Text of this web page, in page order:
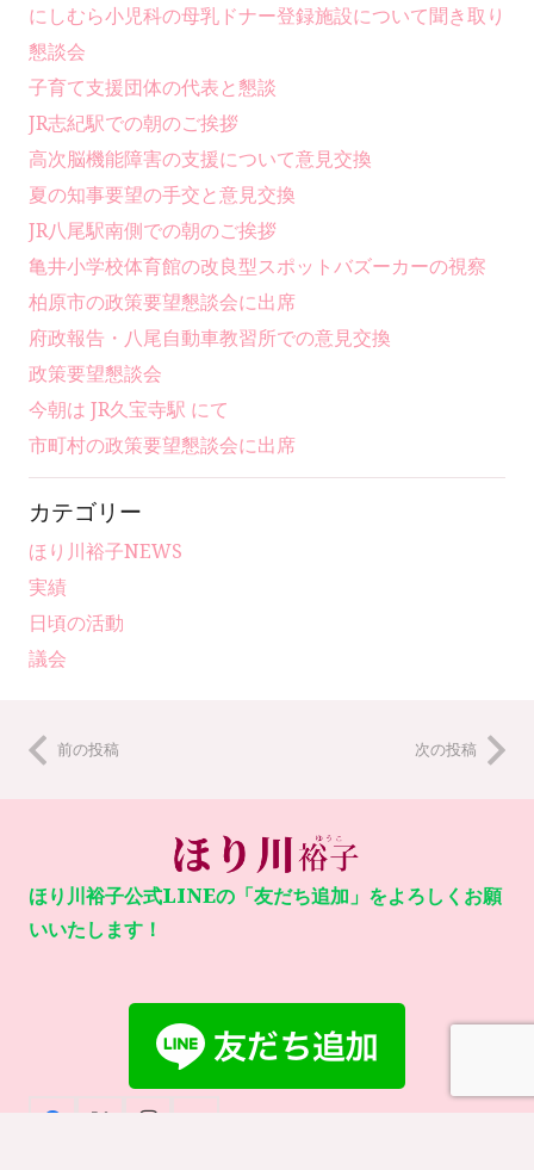
にしむら小児科の母乳ドナー登録施設について聞き取り
懇談会
子育て支援団体の代表と懇談
JR志紀駅での朝のご挨拶
高次脳機能障害の支援について意見交換
夏の知事要望の手交と意見交換
JR八尾駅南側での朝のご挨拶
亀井小学校体育館の改良型スポットバズーカーの視察
柏原市の政策要望懇談会に出席
府政報告・八尾自動車教習所での意見交換
政策要望懇談会
今朝は JR久宝寺駅 にて
市町村の政策要望懇談会に出席
カテゴリー
ほり川裕子NEWS
実績
日頃の活動
議会
前の投稿 次の投稿
ほり川裕子公式LINEの「友だち追加」をよろしくお願
いいたします！